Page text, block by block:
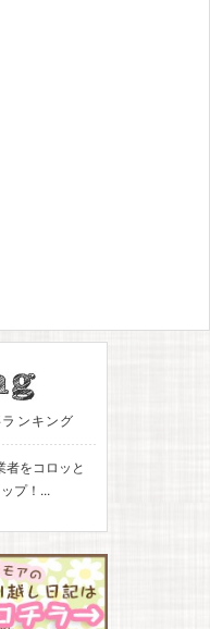
ンキング
者をコロッと
プ！...